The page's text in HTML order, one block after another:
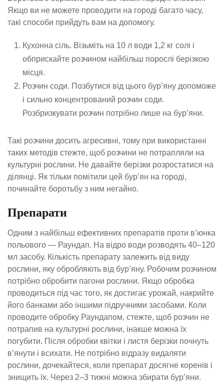
Якщо ви не можете проводити на городі багато часу,
такі способи прийдуть вам на допомогу.
Кухонна сіль. Візьміть на 10 л води 1,2 кг солі і
обприскайте розчином найбільш порослі берізкою
місця.
Розчин соди. Позбутися від цього бур’яну допоможе
і сильно концентрований розчин соди.
Розбризкувати розчин потрібно лише на бур’яни.
Такі розчини досить агресивні, тому при використанні
таких методів стежте, щоб розчини не потрапляли на
культурні рослини. Не давайте берізки розростатися на
ділянці. Як тільки помітили цей бур’ян на городі,
починайте боротьбу з ним негайно.
Препарати
Одним з найбільш ефективних препаратів проти в’юнка
польового — Раундап. На відро води розводять 40–120
мл засобу. Кількість препарату залежить від виду
рослини, яку обробляють від бур’яну. Робочим розчином
потрібно обробити пагони рослини. Якщо обробка
проводиться під час того, як достигає урожай, накрийте
його банками або іншими підручними засобами. Коли
проводите обробку Раундапом, стежте, щоб розчин не
потрапив на культурні рослини, інакше можна їх
погубити. Після обробки квітки і листя берізки почнуть
в’янути і всихати. Не потрібно відразу видаляти
рослини, дочекайтеся, коли препарат досягне коренів і
знищить їх. Через 2–3 тижні можна збирати бур’яни.